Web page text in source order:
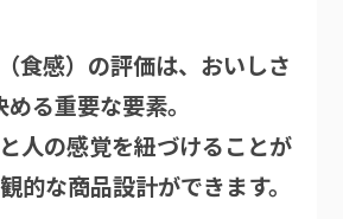
食感）の評価は、おいしさ
める重要な要素。
人の感覚を紐づけることが
的な商品設計ができます。